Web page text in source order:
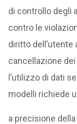
di controllo degli
contro le
diritto dell’utente
cancellazione
l’utilizzo di dati
modelli richiede
a precisione